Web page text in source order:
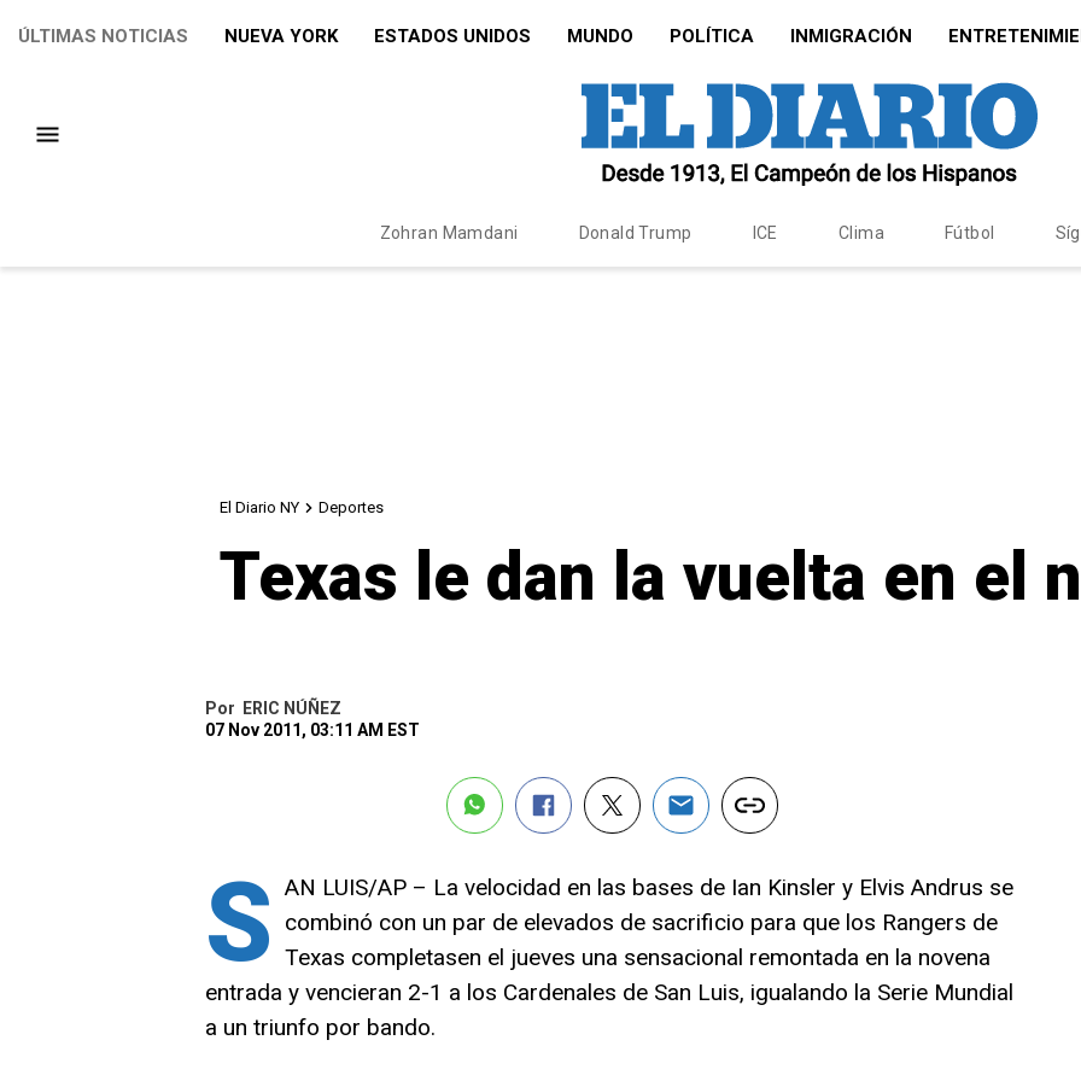
ÚLTIMAS NOTICIAS NUEVA YORK ESTADOS UNIDOS MUNDO POLÍTICA INMIGRACIÓN
Zohran Mamdani Donald Trump ICE Clima Fútbol
El Diario NY Deportes
Texas le dan la vuelta en el
Por
ERIC NÚÑEZ
07 Nov 2011, 03:11 AM EST
S AN LUIS/AP – La velocidad en las bases de Ian Kinsler y Elvis Andrus se
combinó con un par de elevados de sacrificio para que los Rangers de
Texas completasen el jueves una sensacional remontada en la novena
entrada y vencieran 2-1 a los Cardenales de San Luis, igualando la Serie Mundial
a un triunfo por bando.